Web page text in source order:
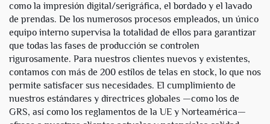
como la impresión digital/serigráfica, el bordado y el lavado
de prendas. De los numerosos procesos empleados, un único
equipo interno supervisa la totalidad de ellos para garantizar
que todas las fases de producción se controlen
rigurosamente. Para nuestros clientes nuevos y existentes,
contamos con más de 200 estilos de telas en stock, lo que nos
permite satisfacer sus necesidades. El cumplimiento de
nuestros estándares y directrices globales —como los de
GRS, así como los reglamentos de la UE y Norteamérica—